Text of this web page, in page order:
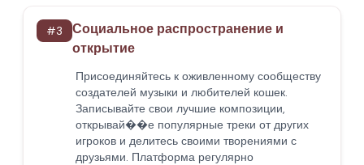
#3
Социальное распространение и
открытие
Присоединяйтесь к оживленному сообществу
создателей музыки и любителей кошек.
Записывайте свои лучшие композиции,
открывай��е популярные треки от других
игроков и делитесь своими творениями с
друзьями. Платформа регулярно